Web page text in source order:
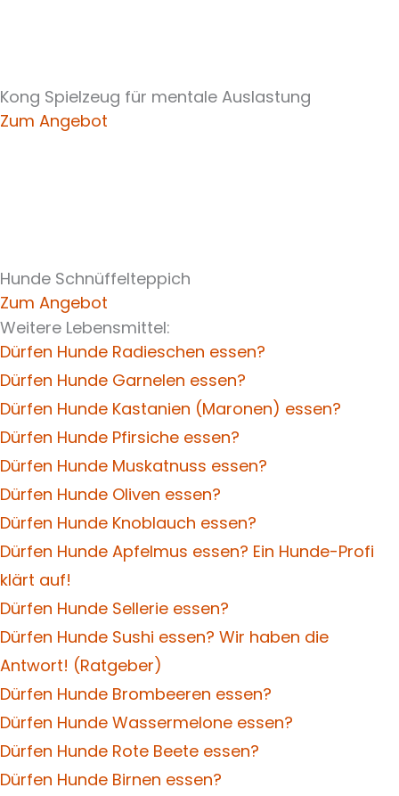
Kong Spielzeug für mentale Auslastung
Zum Angebot
Hunde Schnüffelteppich
Zum Angebot
Weitere Lebensmittel:
Dürfen Hunde Radieschen essen?
Dürfen Hunde Garnelen essen?
Dürfen Hunde Kastanien (Maronen) essen?
Dürfen Hunde Pfirsiche essen?
Dürfen Hunde Muskatnuss essen?
Dürfen Hunde Oliven essen?
Dürfen Hunde Knoblauch essen?
Dürfen Hunde Apfelmus essen? Ein Hunde-Profi
klärt auf!
Dürfen Hunde Sellerie essen?
Dürfen Hunde Sushi essen? Wir haben die
Antwort! (Ratgeber)
Dürfen Hunde Brombeeren essen?
Dürfen Hunde Wassermelone essen?
Dürfen Hunde Rote Beete essen?
Dürfen Hunde Birnen essen?